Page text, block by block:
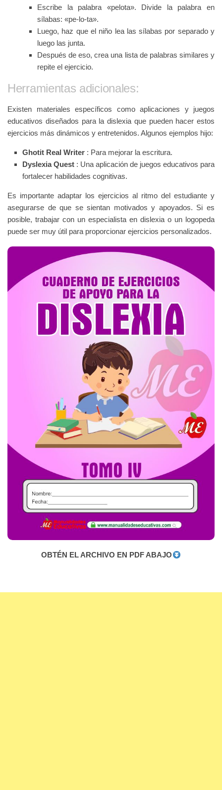
Escribe la palabra «pelota». Divide la palabra en
sílabas: «pe-lo-ta».
Luego, haz que el niño lea las sílabas por separado y
luego las junta.
Después de eso, crea una lista de palabras similares y
repite el ejercicio.
Herramientas adicionales:
Existen materiales específicos como aplicaciones y juegos
educativos diseñados para la dislexia que pueden hacer estos
ejercicios más dinámicos y entretenidos. Algunos ejemplos hijo:
Ghotit Real Writer : Para mejorar la escritura.
Dyslexia Quest : Una aplicación de juegos educativos para
fortalecer habilidades cognitivas.
Es importante adaptar los ejercicios al ritmo del estudiante y
asegurarse de que se sientan motivados y apoyados. Si es
posible, trabajar con un especialista en dislexia o un logopeda
puede ser muy útil para proporcionar ejercicios personalizados.
OBTÉN EL ARCHIVO EN PDF ABAJO